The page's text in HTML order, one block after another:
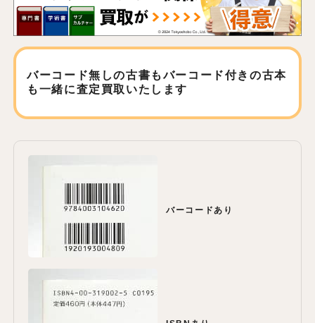
バーコード無しの古書もバーコード付きの古本
も 一緒に査定買取いたします
バーコードあり